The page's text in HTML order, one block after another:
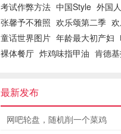
考试作弊方法 中国Style 外国
张馨予不雅照 欢乐颂第二季
童话世界图片 年龄最大初产妇
裸体餐厅 炸鸡味指甲油 肯德
最新发布
网吧轮盘，随机削一个菜鸡